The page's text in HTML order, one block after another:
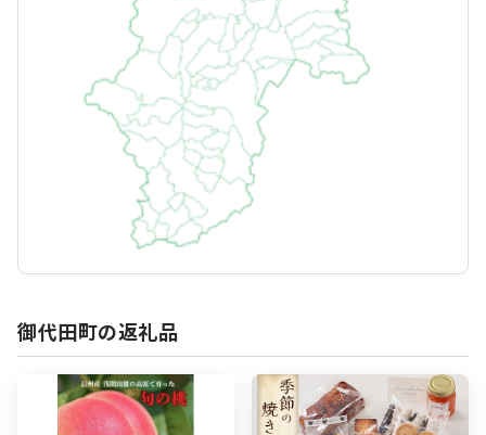
御代田町の返礼品